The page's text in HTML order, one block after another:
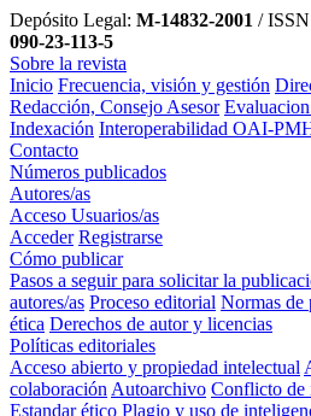
Depósito Legal: M-14832-2001 /
090-23-113-5
Sobre la revista
Inicio Frecuencia, visión y gestión
Redacción, Consejo Asesor
Indexación Interoperabilidad OAI-
Contacto
Números publicados
Autores/as
Acceso Usuarios/as
Acceder Registrarse
Cómo publicar
Pasos a seguir para solicitar la
autores/as Proceso editorial Normas de
ética Derechos de autor y licencias
Políticas editoriales
Acceso abierto y propiedad intelectual
colaboración Autoarchivo Conflicto de
Estandar ético Plagio y uso de